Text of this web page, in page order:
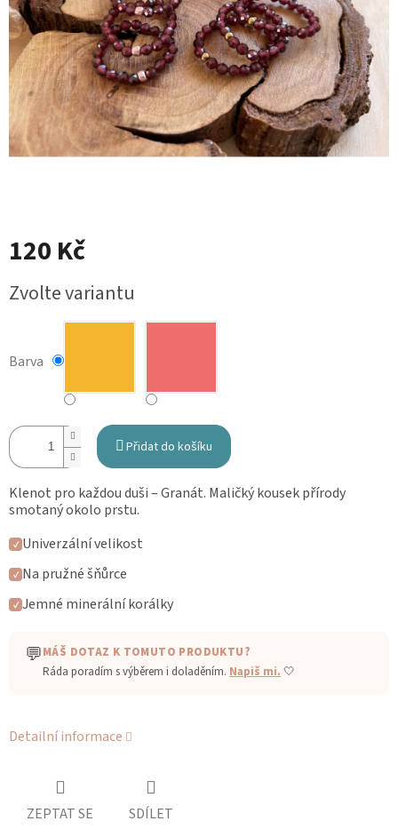
120 Kč
Měrná
cena:
Zvolte variantu
Barva
Přidat do košíku
Klenot pro každou duši – Granát. Maličký kousek přírody
smotaný okolo prstu.
✓ Univerzální velikost
✓ Na pružné šňůrce
✓ Jemné minerální korálky
💬MÁŠ DOTAZ K TOMUTO PRODUKTU?
Ráda poradím s výběrem i doladěním. Napiš mi. 🤍
Detailní informace
ZEPTAT SE SDÍLET